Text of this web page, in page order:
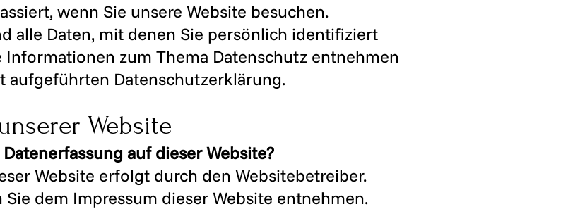
wenn Sie unsere Website besuchen.
alle Daten, mit denen Sie persönlich identifiziert
zum Thema Datenschutz entnehmen
aufgeführten Datenschutzerklärung.
Website
auf dieser Website?
Website erfolgt durch den Websitebetreiber.
dem Impressum dieser Website entnehmen.